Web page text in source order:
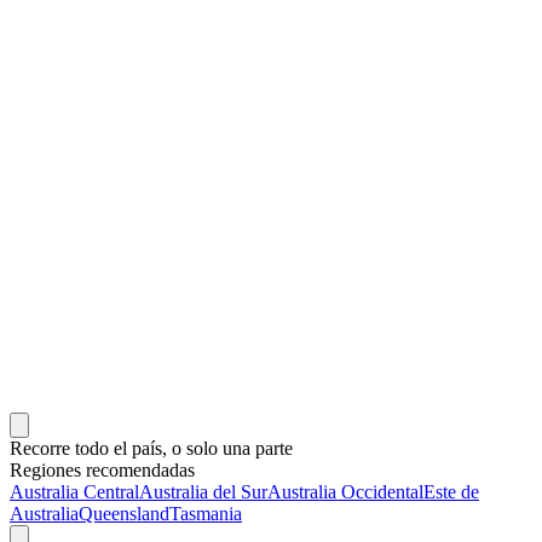
Recorre todo el país, o solo una parte
Regiones recomendadas
Australia CentralAustralia del SurAustralia OccidentalEste de
AustraliaQueenslandTasmania